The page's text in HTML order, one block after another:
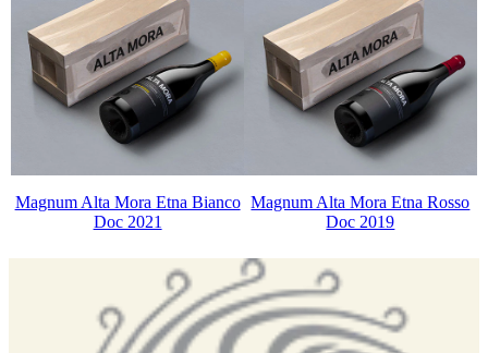
Magnum Alta Mora Etna Bianco
Doc 2021
Magnum Alta Mora Etna Rosso
Doc 2019